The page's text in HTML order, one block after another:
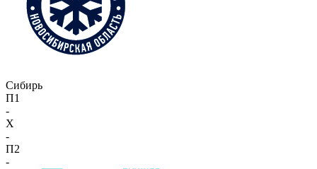
Сибирь
П1
-
X
-
П2
-